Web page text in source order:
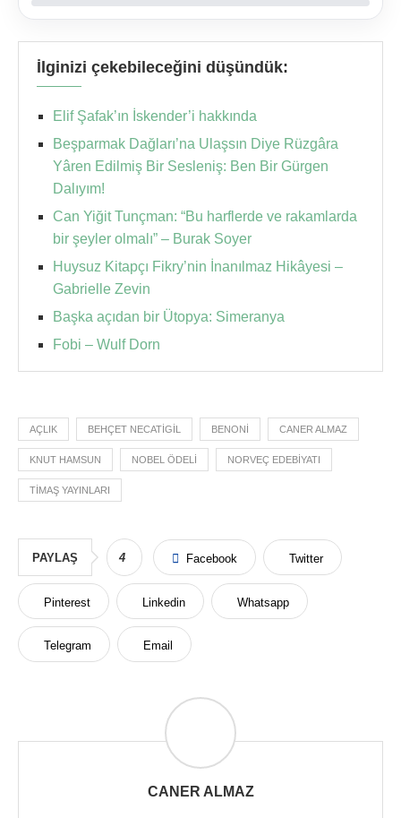
İlginizi çekebileceğini düşündük:
Elif Şafak’ın İskender’i hakkında
Beşparmak Dağları’na Ulaşsın Diye Rüzgâra
Yâren Edilmiş Bir Sesleniş: Ben Bir Gürgen
Dalıyım!
Can Yiğit Tunçman: “Bu harflerde ve rakamlarda
bir şeyler olmalı” – Burak Soyer
Huysuz Kitapçı Fikry’nin İnanılmaz Hikâyesi –
Gabrielle Zevin
Başka açıdan bir Ütopya: Simeranya
Fobi – Wulf Dorn
AÇLIK BEHÇET NECATIGIL BENONI CANER ALMAZ
KNUT HAMSUN NOBEL ÖDELI NORVEÇ EDEBIYATI
TIMAŞ YAYINLARI
PAYLAŞ 4 Facebook Twitter
Pinterest Linkedin Whatsapp
Telegram Email
CANER ALMAZ